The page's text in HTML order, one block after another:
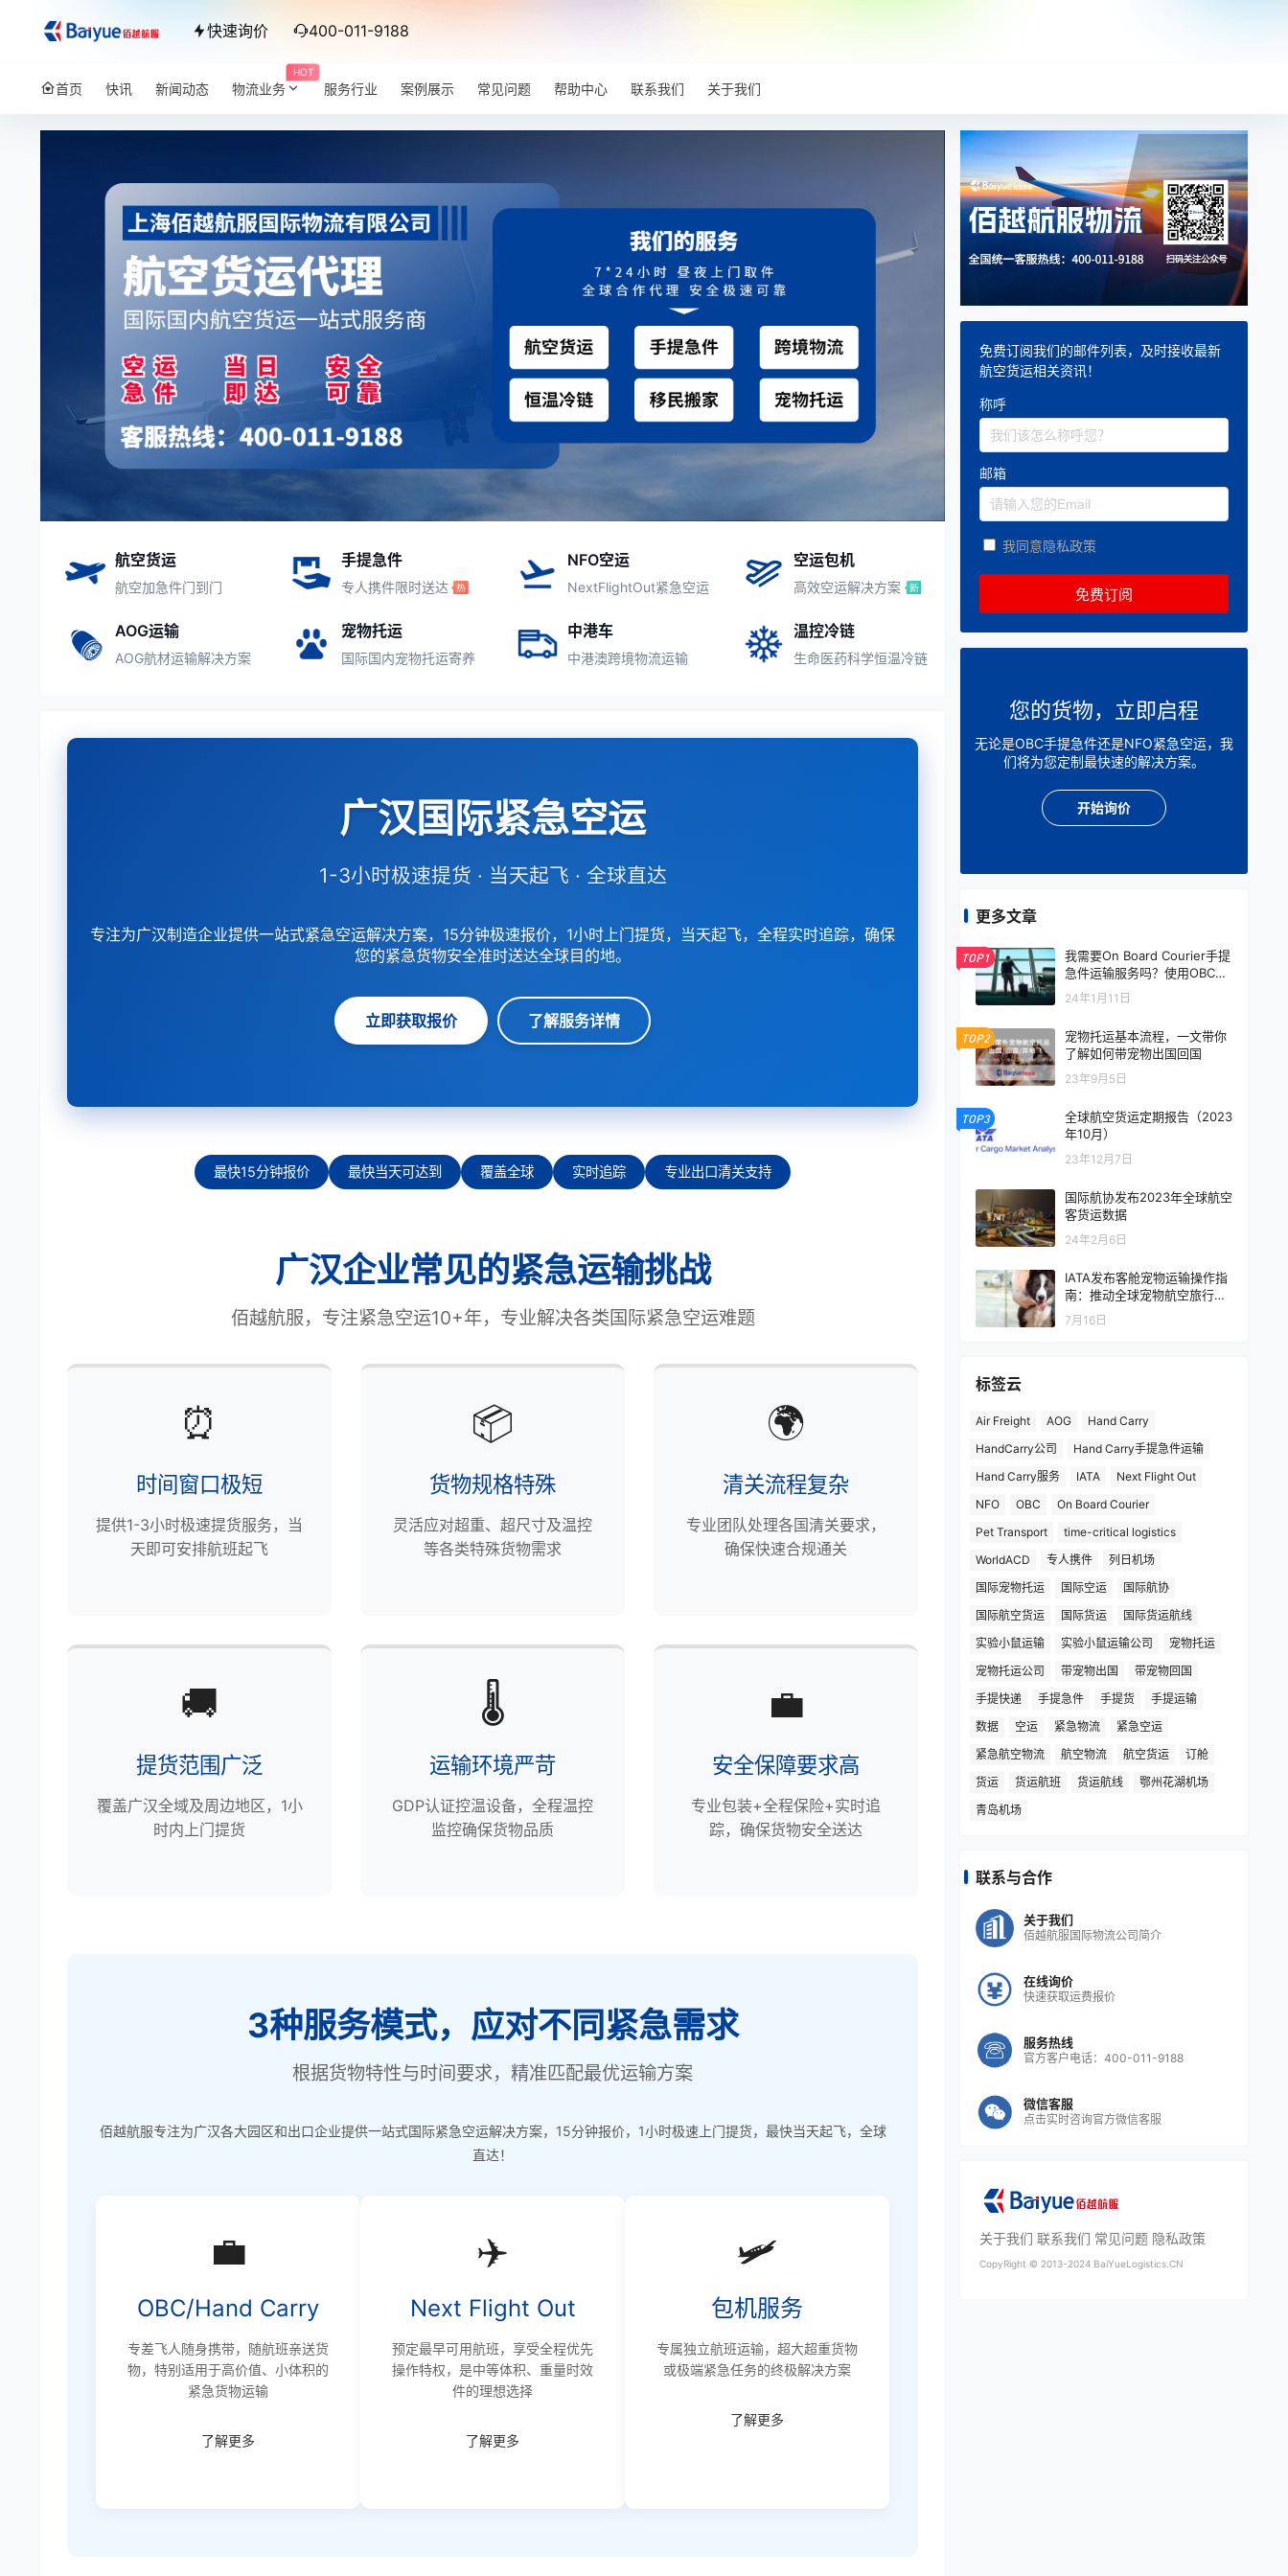
快速询价 400-011-9188
首页 快讯 新闻动态
HOT
物流业务 服务行业 案例展示 常见问题 帮助中心 联系我们 关于我们
航空货运
航空加急件门到门
手提急件
专人携件限时送达
NFO空运
NextFlightOut紧急空运
空运包机
高效空运解决方案
AOG运输
AOG航材运输解决方案
宠物托运
国际国内宠物托运寄养
中港车
中港澳跨境物流运输
温控冷链
生命医药科学恒温冷链
广汉国际紧急空运
1-3小时极速提货 · 当天起飞 · 全球直达
专注为广汉制造企业提供一站式紧急空运解决方案，15分钟极速报价，1小时上门提货，当天起飞，全程实时追踪，确保
您的紧急货物安全准时送达全球目的地。
立即获取报价 了解服务详情
最快15分钟报价 最快当天可达到 覆盖全球 实时追踪 专业出口清关支持
广汉企业常见的紧急运输挑战
佰越航服，专注紧急空运10+年，专业解决各类国际紧急空运难题
⏰
时间窗口极短
提供1-3小时极速提货服务，当
天即可安排航班起飞
📦
货物规格特殊
灵活应对超重、超尺寸及温控
等各类特殊货物需求
🌍
清关流程复杂
专业团队处理各国清关要求，
确保快速合规通关
🚚
提货范围广泛
覆盖广汉全域及周边地区，1小
时内上门提货
🌡️
运输环境严苛
GDP认证控温设备，全程温控
监控确保货物品质
💼
安全保障要求高
专业包装+全程保险+实时追
踪，确保货物安全送达
3种服务模式，应对不同紧急需求
根据货物特性与时间要求，精准匹配最优运输方案
佰越航服专注为广汉各大园区和出口企业提供一站式国际紧急空运解决方案，15分钟报价，1小时极速上门提货，最快当天起飞，全球
直达！
💼
OBC/Hand Carry
专差飞人随身携带，随航班亲送货
物，特别适用于高价值、小体积的
紧急货物运输
了解更多
✈️
Next Flight Out
预定最早可用航班，享受全程优先
操作特权，是中等体积、重量时效
件的理想选择
了解更多
🛩️
包机服务
专属独立航班运输，超大超重货物
或极端紧急任务的终极解决方案
了解更多
免费订阅我们的邮件列表，及时接收最新
航空货运相关资讯！
称呼
邮箱
我同意隐私政策
您的货物，立即启程
无论是OBC手提急件还是NFO紧急空运，我
们将为您定制最快速的解决方案。
开始询价
更多文章
TOP1
我需要On Board Courier手提
急件运输服务吗？使用OBC手
提运输的5大理由
24年1月11日
TOP2
宠物托运基本流程，一文带你
了解如何带宠物出国回国
23年9月5日
TOP3
全球航空货运定期报告（2023
年10月）
23年12月7日
国际航协发布2023年全球航空
客货运数据
24年2月6日
IATA发布客舱宠物运输操作指
南：推动全球宠物航空旅行更
加安全、透明和标准化
7月16日
标签云
Air Freight AOG
Hand Carry
HandCarry公司
Hand Carry手提急件运输
Hand Carry服务
IATA
Next Flight Out
NFO
OBC
On Board Courier
Pet Transport
time-critical logistics
WorldACD
专人携件
列日机场
国际宠物托运
国际空运
国际航协
国际航空货运
国际货运
国际货运航线
实验小鼠运输
实验小鼠运输公司
宠物托运
宠物托运公司
带宠物出国
带宠物回国
手提快递
手提急件 手提货
手提运输
数据
空运 紧急物流
紧急空运
紧急航空物流
航空物流 航空货运
订舱
货运
货运航班 货运航线
鄂州花湖机场
青岛机场
联系与合作
关于我们
佰越航服国际物流公司简介
在线询价
快速获取运费报价
服务热线
官方客户电话：400-011-9188
微信客服
点击实时咨询官方微信客服
关于我们 联系我们 常见问题 隐私政策
CopyRight © 2013-2024 BaiYueLogistics.CN